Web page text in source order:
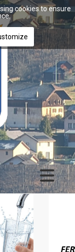
cookies to ensure